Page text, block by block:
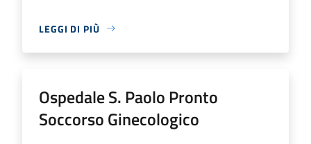
LEGGI DI PIÙ
Ospedale S. Paolo Pronto
Soccorso Ginecologico